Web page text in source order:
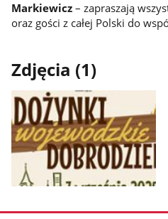
Markiewicz– zapraszają
oraz gości z całej Polski do
Zdjęcia (1)
zdjęcie